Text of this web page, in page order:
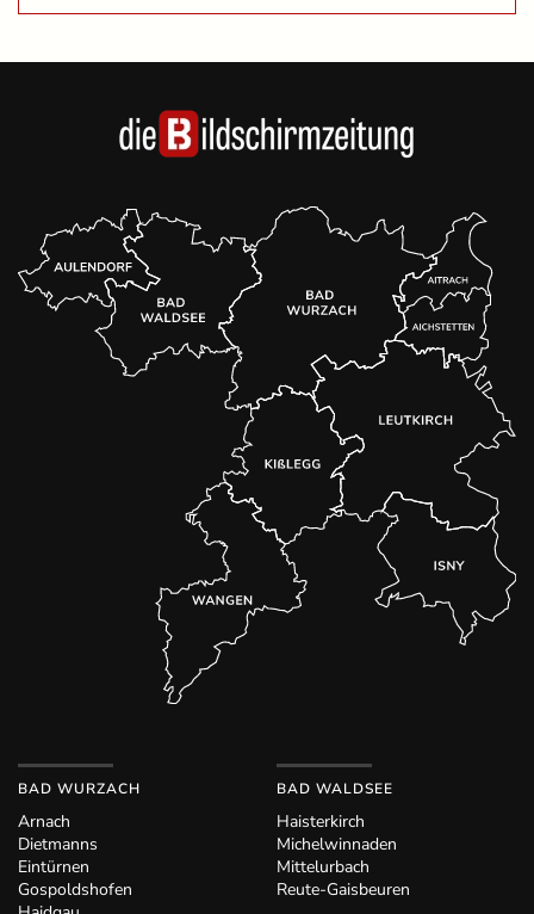
BAD WURZACH
Arnach
Dietmanns
Eintürnen
Gospoldshofen
BAD WALDSEE
Haisterkirch
Michelwinnaden
Mittelurbach
Reute-Gaisbeuren